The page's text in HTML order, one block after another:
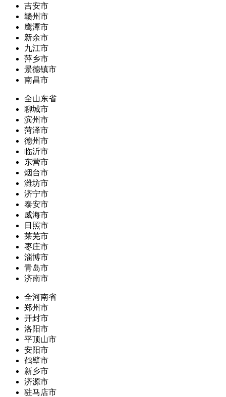
吉安市
赣州市
鹰潭市
新余市
九江市
萍乡市
景德镇市
南昌市
全山东省
聊城市
滨州市
菏泽市
德州市
临沂市
东营市
烟台市
潍坊市
济宁市
泰安市
威海市
日照市
莱芜市
枣庄市
淄博市
青岛市
济南市
全河南省
郑州市
开封市
洛阳市
平顶山市
安阳市
鹤壁市
新乡市
济源市
驻马店市